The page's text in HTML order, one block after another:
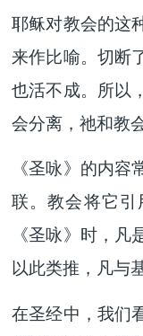
耶稣对教会的这
来作比喻。切断
也活不成。所以
会分离，祂和教
《圣咏》的内
联。教会将它
《圣咏》时，凡
以此类推，凡与
在圣经中，我们